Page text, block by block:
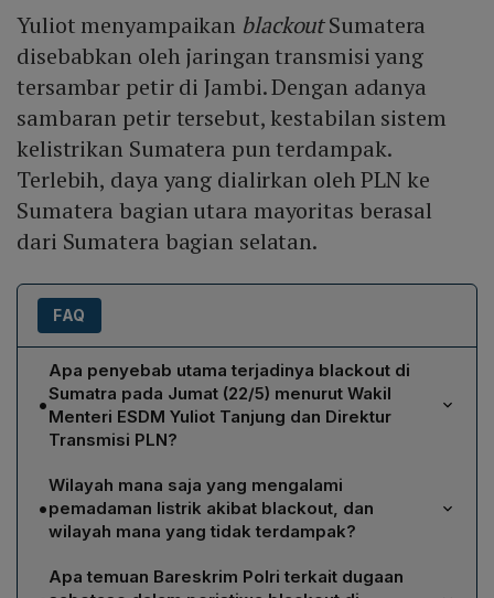
Yuliot menyampaikan blackoutSumatera
disebabkan oleh jaringan transmisi yang
tersambar petir di Jambi. Dengan adanya
sambaran petir tersebut, kestabilan sistem
kelistrikan Sumatera pun terdampak.
Terlebih, daya yang dialirkan oleh PLN ke
Sumatera bagian utara mayoritas berasal
dari Sumatera bagian selatan.
FAQ
•
Apa penyebab utama terjadinya blackout di
Sumatra pada Jumat (22/5) menurut Wakil
Menteri ESDM Yuliot Tanjung dan Direktur
Transmisi PLN?
Menurut Yuliot Tanjung, blackout disebabkan oleh
jaringan transmisi yang tersambar petir di Jambi, yang
mengganggu kestabilan sistem kelistrikan Sumatra.
Edwin Nugraha Putra menambahkan bahwa hujan lebat,
petir, dan angin kencang memicu fenomena "power
•
Wilayah mana saja yang mengalami
pemadaman listrik akibat blackout, dan
wilayah mana yang tidak terdampak?
Bareskrim Polri menyatakan tidak ada pemadaman di
Lampung dan sebagian besar Palembang. Namun,
Apa temuan Bareskrim Polri terkait dugaan